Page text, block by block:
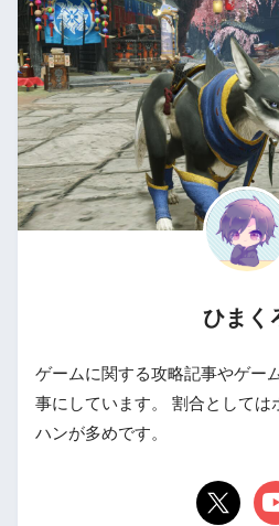
ひまく
ゲームに関する攻略記事やゲー
事にしています。 割合としては
ハンが多めです。